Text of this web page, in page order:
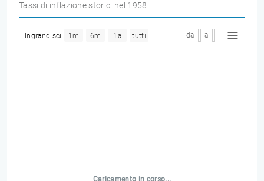
Tassi di inflazione storici nel 1958
Ingrandisci 1m 6m 1a tutti da a